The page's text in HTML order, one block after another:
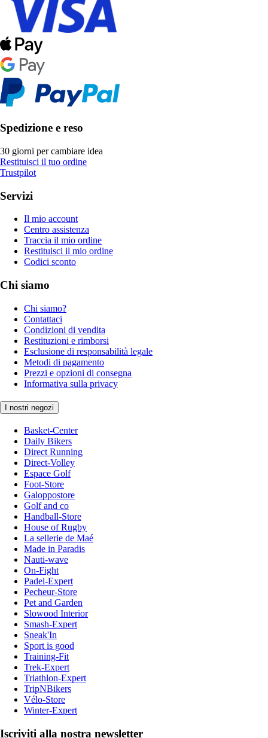
Spedizione e reso
30 giorni per cambiare idea
Restituisci il tuo ordine
Trustpilot
Servizi
Il mio account
Centro assistenza
Traccia il mio ordine
Restituisci il mio ordine
Codici sconto
Chi siamo
Chi siamo?
Contattaci
Condizioni di vendita
Restituzioni e rimborsi
Esclusione di responsabilità legale
Metodi di pagamento
Prezzi e opzioni di consegna
Informativa sulla privacy
I nostri negozi
Basket-Center
Daily Bikers
Direct Running
Direct-Volley
Espace Golf
Foot-Store
Galoppostore
Golf and co
Handball-Store
House of Rugby
La sellerie de Maé
Made in Paradis
Nauti-wave
On-Fight
Padel-Expert
Pecheur-Store
Pet and Garden
Slowood Interior
Smash-Expert
Sneak'In
Sport is good
Training-Fit
Trek-Expert
Triathlon-Expert
TripNBikers
Vélo-Store
Winter-Expert
Iscriviti alla nostra newsletter